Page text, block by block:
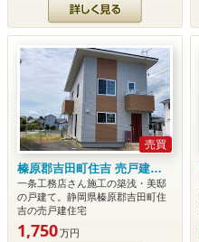
売買
榛原郡吉田町住吉 売戸建住宅
一条工務店さん施工の築浅・美邸
の戸建て。静岡県榛原郡吉田町住
吉の売戸建住宅
1,750万円